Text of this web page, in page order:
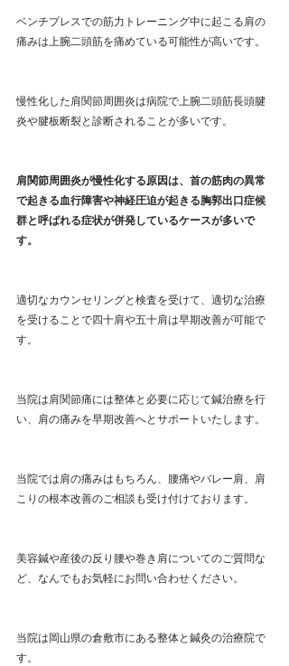
ベンチプレスでの筋力トレーニング中に起こる肩の
痛みは上腕二頭筋を痛めている可能性が高いです。
慢性化した肩関節周囲炎は病院で上腕二頭筋長頭腱
炎や腱板断裂と診断されることが多いです。
肩関節周囲炎が慢性化する原因は、首の筋肉の異常
で起きる血行障害や神経圧迫が起きる胸郭出口症候
群と呼ばれる症状が併発しているケースが多いで
す。
適切なカウンセリングと検査を受けて、適切な治療
を受けることで四十肩や五十肩は早期改善が可能で
す。
当院は肩関節痛には整体と必要に応じて鍼治療を行
い、肩の痛みを早期改善へとサポートいたします。
当院では肩の痛みはもちろん、腰痛やバレー肩、肩
こりの根本改善のご相談も受け付けております。
美容鍼や産後の反り腰や巻き肩についてのご質問な
ど、なんでもお気軽にお問い合わせください。
当院は岡山県の倉敷市にある整体と鍼灸の治療院で
す。